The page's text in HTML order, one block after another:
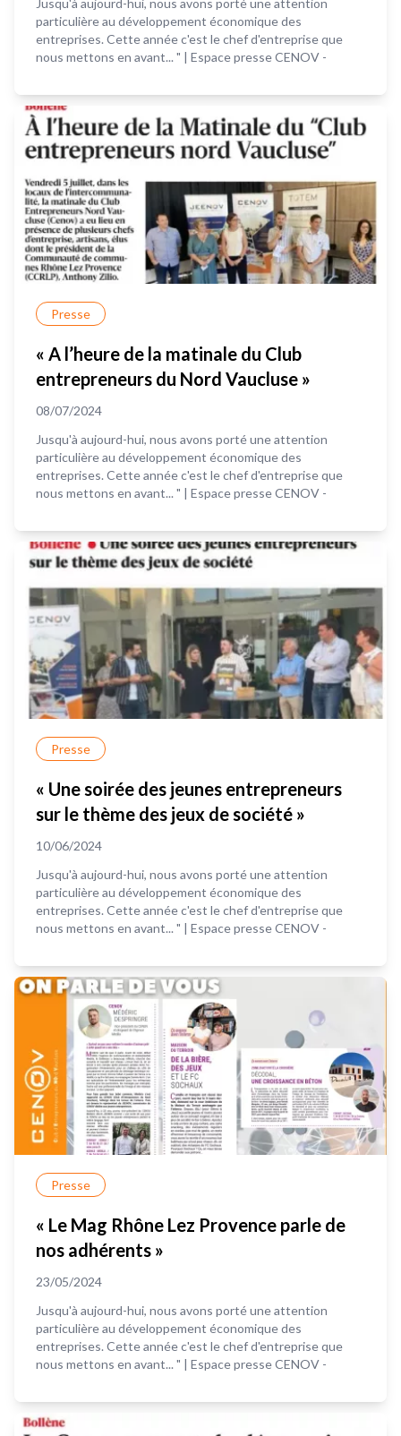
Jusqu'à aujourd-hui, nous avons porté une attention
particulière au développement économique des
entreprises. Cette année c'est le chef d'entreprise que
nous mettons en avant... " | Espace presse CENOV -
Presse
« A l’heure de la matinale du Club
entrepreneurs du Nord Vaucluse »
08/07/2024
Jusqu'à aujourd-hui, nous avons porté une attention
particulière au développement économique des
entreprises. Cette année c'est le chef d'entreprise que
nous mettons en avant... " | Espace presse CENOV -
Presse
« Une soirée des jeunes entrepreneurs
sur le thème des jeux de société »
10/06/2024
Jusqu'à aujourd-hui, nous avons porté une attention
particulière au développement économique des
entreprises. Cette année c'est le chef d'entreprise que
nous mettons en avant... " | Espace presse CENOV -
Presse
« Le Mag Rhône Lez Provence parle de
nos adhérents »
23/05/2024
Jusqu'à aujourd-hui, nous avons porté une attention
particulière au développement économique des
entreprises. Cette année c'est le chef d'entreprise que
nous mettons en avant... " | Espace presse CENOV -